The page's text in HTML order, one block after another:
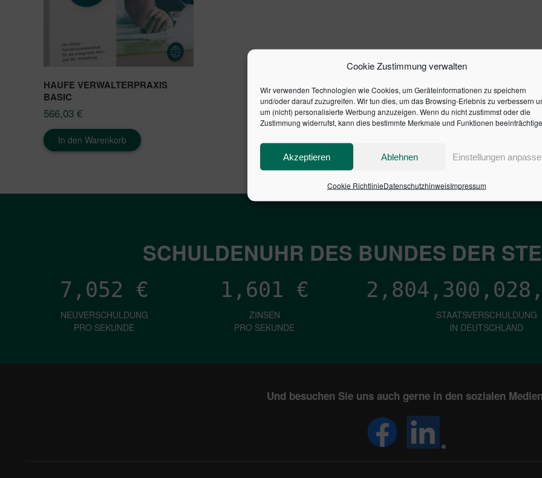
Cookie Zustimmung verwalten
Wir verwenden Technologien wie Cookies, um Geräteinformationen zu speichern
und/oder darauf zuzugreifen. Wir tun dies, um das Browsing-Erlebnis zu verbessern
um (nicht) personalisierte Werbung anzuzeigen. Wenn du nicht zustimmst oder die
Zustimmung widerrufst, kann dies bestimmte Merkmale und Funktionen
Akzeptieren Ablehnen Einstellungen
Cookie RichtlinieDatenschutzhinweisImpressum
HAUFE VERWALTERPRAXIS
BASIC
566,03 €
In den Warenkorb
SCHULDENUHR DES BUNDES DER
7,052 €
NEUVERSCHULDUNG
PRO SEKUNDE
1,601 €
ZINSEN
PRO SEKUNDE
STAATSVERSCHULDUNG
IN DEUTSCHLAND
Und besuchen Sie uns auch gerne in den sozialen